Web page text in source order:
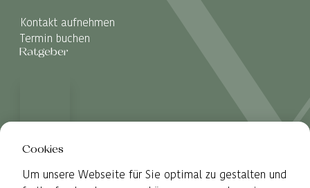
Kontakt aufnehmen
Termin buchen
Ratgeber
Cookies
Um unsere Webseite für Sie optimal zu gestalten und